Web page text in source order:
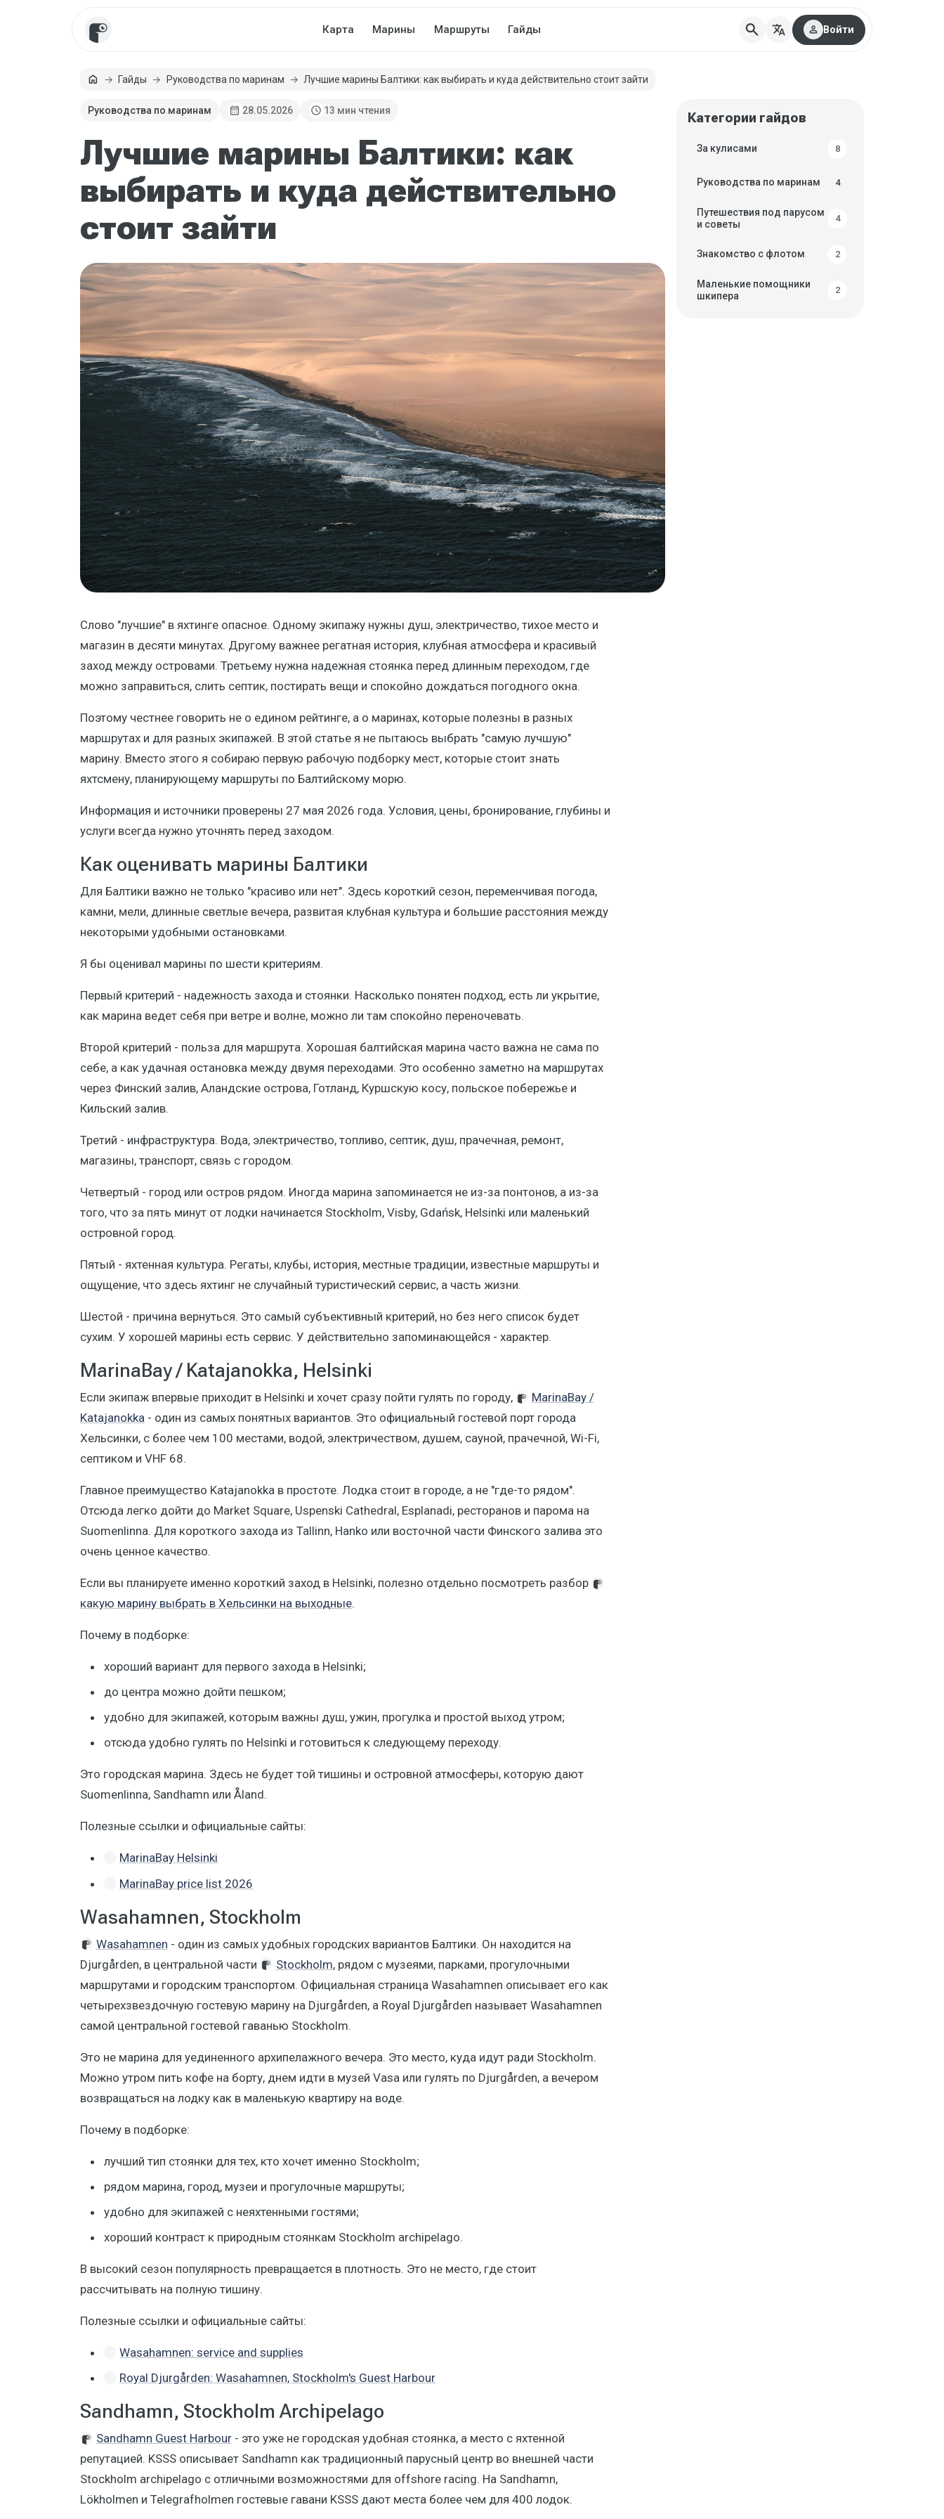
Карта Марины Маршруты Гайды search translate person Войти
homeГлавнаяГайды Руководства по маринам Лучшие марины Балтики: как выбирать и куда действительно стоит зайти
Руководства по маринам calendar_month 28.05.2026 schedule 13 мин чтения
Лучшие марины Балтики: как
выбирать и куда действительно
стоит зайти
Слово "лучшие" в яхтинге опасное. Одному экипажу нужны душ, электричество, тихое место и
магазин в десяти минутах. Другому важнее регатная история, клубная атмосфера и красивый
заход между островами. Третьему нужна надежная стоянка перед длинным переходом, где
можно заправиться, слить септик, постирать вещи и спокойно дождаться погодного окна.
Поэтому честнее говорить не о едином рейтинге, а о маринах, которые полезны в разных
маршрутах и для разных экипажей. В этой статье я не пытаюсь выбрать "самую лучшую"
марину. Вместо этого я собираю первую рабочую подборку мест, которые стоит знать
яхтсмену, планирующему маршруты по Балтийскому морю.
Информация и источники проверены 27 мая 2026 года. Условия, цены, бронирование, глубины и
услуги всегда нужно уточнять перед заходом.
Как оценивать марины Балтики
Для Балтики важно не только "красиво или нет". Здесь короткий сезон, переменчивая погода,
камни, мели, длинные светлые вечера, развитая клубная культура и большие расстояния между
некоторыми удобными остановками.
Я бы оценивал марины по шести критериям.
Первый критерий - надежность захода и стоянки. Насколько понятен подход, есть ли укрытие,
как марина ведет себя при ветре и волне, можно ли там спокойно переночевать.
Второй критерий - польза для маршрута. Хорошая балтийская марина часто важна не сама по
себе, а как удачная остановка между двумя переходами. Это особенно заметно на маршрутах
через Финский залив, Аландские острова, Готланд, Куршскую косу, польское побережье и
Кильский залив.
Третий - инфраструктура. Вода, электричество, топливо, септик, душ, прачечная, ремонт,
магазины, транспорт, связь с городом.
Четвертый - город или остров рядом. Иногда марина запоминается не из-за понтонов, а из-за
того, что за пять минут от лодки начинается Stockholm, Visby, Gdańsk, Helsinki или маленький
островной город.
Пятый - яхтенная культура. Регаты, клубы, история, местные традиции, известные маршруты и
ощущение, что здесь яхтинг не случайный туристический сервис, а часть жизни.
Шестой - причина вернуться. Это самый субъективный критерий, но без него список будет
сухим. У хорошей марины есть сервис. У действительно запоминающейся - характер.
MarinaBay / Katajanokka, Helsinki
Если экипаж впервые приходит в Helsinki и хочет сразу пойти гулять по городу,
MarinaBay /
Katajanokka - один из самых понятных вариантов. Это официальный гостевой порт города
Хельсинки, с более чем 100 местами, водой, электричеством, душем, сауной, прачечной, Wi-Fi,
септиком и VHF 68.
Главное преимущество Katajanokka в простоте. Лодка стоит в городе, а не "где-то рядом".
Отсюда легко дойти до Market Square, Uspenski Cathedral, Esplanadi, ресторанов и парома на
Suomenlinna. Для короткого захода из Tallinn, Hanko или восточной части Финского залива это
очень ценное качество.
Если вы планируете именно короткий заход в Helsinki, полезно отдельно посмотреть разбор
какую марину выбрать в Хельсинки на выходные.
Почему в подборке:
хороший вариант для первого захода в Helsinki;
до центра можно дойти пешком;
удобно для экипажей, которым важны душ, ужин, прогулка и простой выход утром;
отсюда удобно гулять по Helsinki и готовиться к следующему переходу.
Это городская марина. Здесь не будет той тишины и островной атмосферы, которую дают
Suomenlinna, Sandhamn или Åland.
Полезные ссылки и официальные сайты:
MarinaBay Helsinki
MarinaBay price list 2026
Wasahamnen, Stockholm
Wasahamnen - один из самых удобных городских вариантов Балтики. Он находится на
Djurgården, в центральной части
Stockholm, рядом с музеями, парками, прогулочными
маршрутами и городским транспортом. Официальная страница Wasahamnen описывает его как
четырехзвездочную гостевую марину на Djurgården, а Royal Djurgården называет Wasahamnen
самой центральной гостевой гаванью Stockholm.
Это не марина для уединенного архипелажного вечера. Это место, куда идут ради Stockholm.
Можно утром пить кофе на борту, днем идти в музей Vasa или гулять по Djurgården, а вечером
возвращаться на лодку как в маленькую квартиру на воде.
Почему в подборке:
лучший тип стоянки для тех, кто хочет именно Stockholm;
рядом марина, город, музеи и прогулочные маршруты;
удобно для экипажей с неяхтенными гостями;
хороший контраст к природным стоянкам Stockholm archipelago.
В высокий сезон популярность превращается в плотность. Это не место, где стоит
рассчитывать на полную тишину.
Полезные ссылки и официальные сайты:
Wasahamnen: service and supplies
Royal Djurgården: Wasahamnen, Stockholm's Guest Harbour
Sandhamn, Stockholm Archipelago
Sandhamn Guest Harbour- это уже не городская удобная стоянка, а место с яхтенной
репутацией. KSSS описывает Sandhamn как традиционный парусный центр во внешней части
Stockholm archipelago с отличными возможностями для offshore racing. На Sandhamn,
Lökholmen и Telegrafholmen гостевые гавани KSSS дают места более чем для 400 лодок.
Категории гайдов
За кулисами 8
Руководства по маринам 4
Путешествия под парусом
и советы
4
Знакомство с флотом 2
Маленькие помощники
шкипера
2